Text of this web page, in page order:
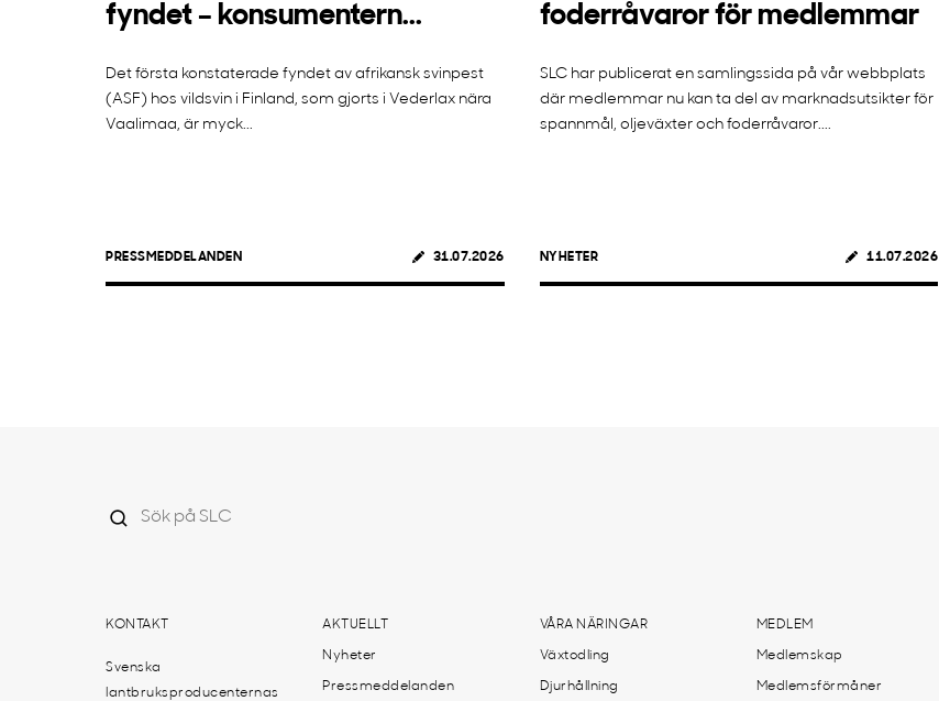
fyndet – konsumentern...
Det första konstaterade fyndet av afrikansk svinpest
(ASF) hos vildsvin i Finland, som gjorts i Vederlax nära
Vaalimaa, är myck...
PRESSMEDDELANDEN 31.07.2026
foderråvaror för medlemmar
SLC har publicerat en samlingssida på vår webbplats
där medlemmar nu kan ta del av marknadsutsikter för
spannmål, oljeväxter och foderråvaror....
NYHETER 11.07.2026
KONTAKT
Svenska
lantbruksproducenternas
AKTUELLT
Nyheter
Pressmeddelanden
VÅRA NÄRINGAR
Växtodling
Djurhållning
MEDLEM
Medlemskap
Medlemsförmåner